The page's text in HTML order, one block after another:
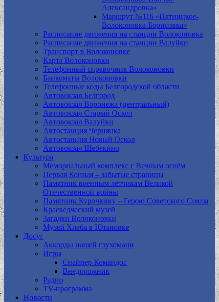
Александровка»
Маршрут №116 «Пятницкое-
Волоконовка-Борисовка»
Расписание движения на станции Волоконовка
Расписание движения на станции Валуйки
Транспорт в Волоконовке
Карта Волоконовки
Телефонный справочник Волоконовки
Банкоматы Волоконовки
Телефонные коды Белгородской области
Автовокзал Белгород
Автовокзал Воронежа (центральный)
Автовокзал Старый Оскол
Автовокзал Валуйки
Автостанция Чернянка
Автостанция Новый Оскол
Автовокзал Шебекино
Культура
Мемориальный комплекс с Вечным огнём
Первая Конная – забытые страницы
Памятник военным лётчикам Великой
Отечественной войны
Памятник Курочкину – Герою Советского Союза
Краеведческий музей
Загадки Волоконовки
Музей Хлеба в Ютановке
Досуг
Аккорды нашей глухомани
Игры
Снайпер Командос
Внедорожник
Радио
TV-программа
Новости